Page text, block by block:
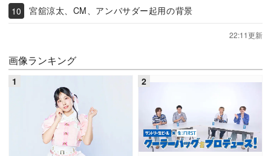
宮舘涼太、CM、アンバサダー起用の背景
22:11更新
画像ランキング